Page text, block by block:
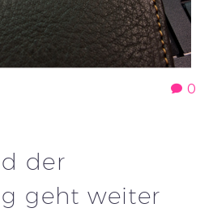
0
der
geht weiter